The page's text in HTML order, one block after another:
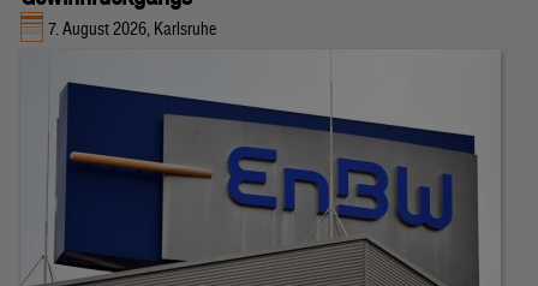
7. August 2026, Karlsruhe